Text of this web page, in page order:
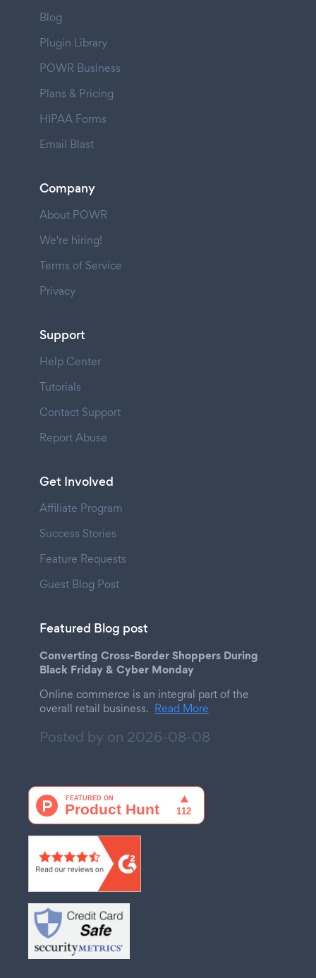
Blog
Plugin Library
POWR Business
Plans & Pricing
HIPAA Forms
Email Blast
Company
About POWR
We're hiring!
Terms of Service
Privacy
Support
Help Center
Tutorials
Contact Support
Report Abuse
Get Involved
Affiliate Program
Success Stories
Feature Requests
Guest Blog Post
Featured Blog post
Converting Cross-Border Shoppers During
Black Friday & Cyber Monday
Online commerce is an integral part of the
overall retail business. Read More
Posted by on 2026-08-08